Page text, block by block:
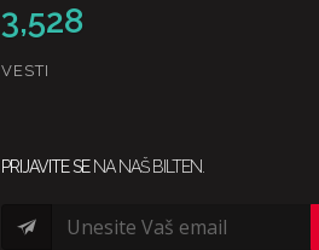
3,528
VESTI
PRIJAVITE SENA NAŠ BILTEN.